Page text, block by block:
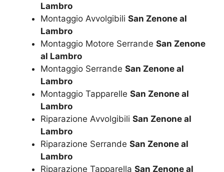
Lambro
Montaggio Avvolgibili San Zenone al
Lambro
Montaggio Motore Serrande San Zenone
al Lambro
Montaggio Serrande San Zenone al
Lambro
Montaggio Tapparelle San Zenone al
Lambro
Riparazione Avvolgibili San Zenone al
Lambro
Riparazione Serrande San Zenone al
Lambro
Riparazione Tapparella San Zenone al